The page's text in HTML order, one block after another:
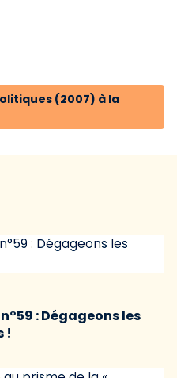
(2007) à la
: Dégageons les
!